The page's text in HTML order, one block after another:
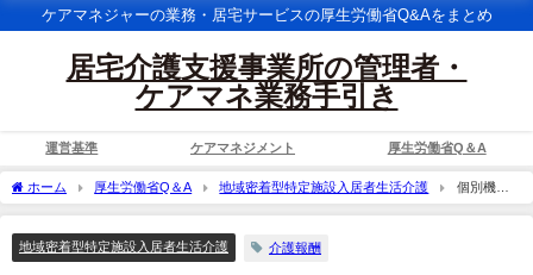
ケアマネジャーの業務・居宅サービスの厚生労働省Q&Aをまとめ
居宅介護支援事業所の管理者・
ケアマネ業務手引き
運営基準 ケアマネジメント 厚生労働省Q＆A
ホーム 厚生労働省Q＆A 地域密着型特定施設入居者生活介護
個別機能
訓練加算に係る算定方法、内容等について示されたい。
地域密着型特定施設入居者生活介護 介護報酬